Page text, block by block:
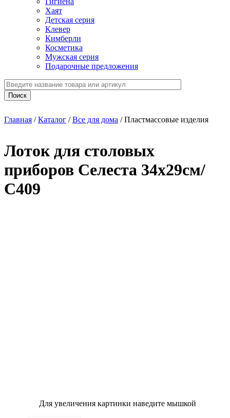
Хаят
Детская серия
Клевер
Кимберли
Косметика
Мужская серия
Подарочные предложения
Главная /Каталог /Все для дома /Пластмассовые изделия
Лоток для столовых
приборов Селеста 34х29см/
С409
Для увеличения картинки наведите мышкой